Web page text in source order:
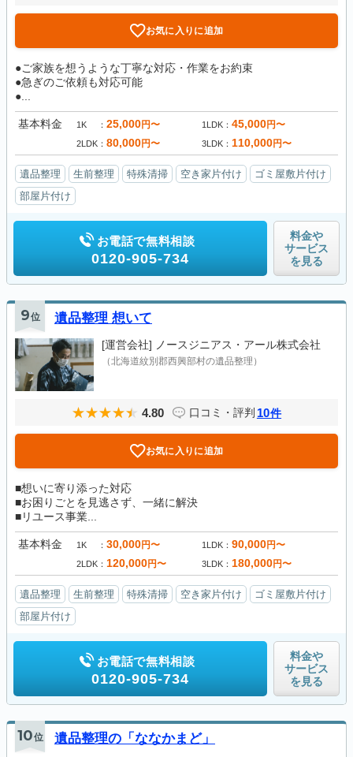
お気に入りに追加
●ご家族を想うような丁寧な対応・作業をお約束
●急ぎのご依頼も対応可能
●...
基本料金 1K 25,000円〜 1LDK 45,000円〜
2LDK 80,000円〜 3LDK 110,000円〜
遺品整理 生前整理 特殊清掃 空き家片付け
ゴミ屋敷片付け
部屋片付け
お電話で無料相談
0120-905-734
料金や
サービス
を見る
9位 遺品整理 想いて
[運営会社] ノースジニアス・アール株式会社
（北海道紋別郡西興部村の遺品整理）
4.80 口コミ・評判 10件
お気に入りに追加
■想いに寄り添った対応
■お困りごとを見逃さず、一緒に解決
■リユース事業...
基本料金 1K 30,000円〜 1LDK 90,000円〜
2LDK 120,000円〜 3LDK 180,000円〜
遺品整理 生前整理 特殊清掃 空き家片付け
ゴミ屋敷片付け
部屋片付け
お電話で無料相談
0120-905-734
料金や
サービス
を見る
10位 遺品整理の「ななかまど」